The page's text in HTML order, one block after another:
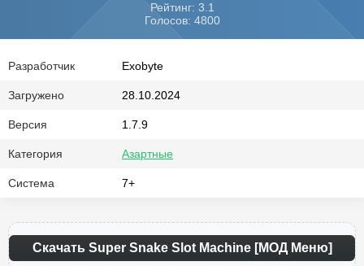
Рейтинг: 3.1
Голосов: 4800
Разработчик Exobyte
Загружено 28.10.2024
Версия 1.7.9
Категория Азартные
Система 7+
Скачать Super Snake Slot Machine [МОД Меню]